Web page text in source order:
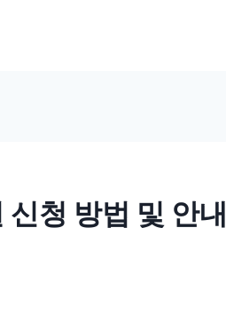
청 방법 및 안내